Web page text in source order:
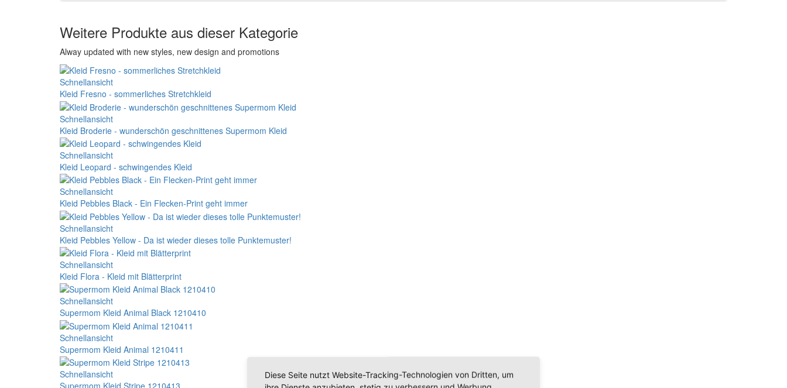
Weitere Produkte aus dieser Kategorie
Alway updated with new styles, new design and promotions
Schnellansicht
Kleid Fresno - sommerliches Stretchkleid
Schnellansicht
Kleid Broderie - wunderschön geschnittenes Supermom Kleid
Schnellansicht
Kleid Leopard - schwingendes Kleid
Schnellansicht
Kleid Pebbles Black - Ein Flecken-Print geht immer
Schnellansicht
Kleid Pebbles Yellow - Da ist wieder dieses tolle Punktemuster!
Schnellansicht
Kleid Flora - Kleid mit Blätterprint
Schnellansicht
Supermom Kleid Animal Black 1210410
Schnellansicht
Supermom Kleid Animal 1210411
Schnellansicht
Supermom Kleid Stripe 1210413
Diese Seite nutzt Website-Tracking-Technologien von Dritten, um